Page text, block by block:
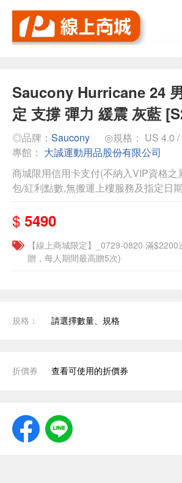
Saucony Hurricane 24
定 支撐 彈力 緩震 灰藍
◎品牌： Saucony ◎規格： US 4.0 /
專館： 大誠運動用品股份有限公司
商城限用信用卡支付(不納入VIP資格之
包/紅利點數,無搬運上樓服務及指定日
$ 5490
【線上商城限定】_0729-0820 滿
贈，每人期間最高贈5次)
規格： 請選擇數量、規格
折價券 查看可使用的折價券